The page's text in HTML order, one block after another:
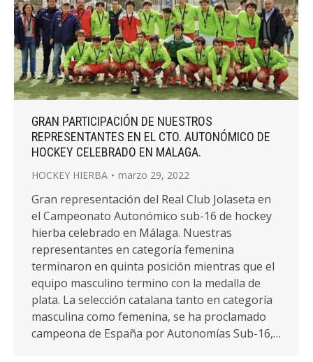
GRAN PARTICIPACIÓN DE NUESTROS
REPRESENTANTES EN EL CTO. AUTONÓMICO DE
HOCKEY CELEBRADO EN MALAGA.
HOCKEY HIERBA marzo 29, 2022
Gran representación del Real Club Jolaseta en
el Campeonato Autonómico sub-16 de hockey
hierba celebrado en Málaga. Nuestras
representantes en categoría femenina
terminaron en quinta posición mientras que el
equipo masculino termino con la medalla de
plata. La selección catalana tanto en categoría
masculina como femenina, se ha proclamado
campeona de España por Autonomías Sub-16,…